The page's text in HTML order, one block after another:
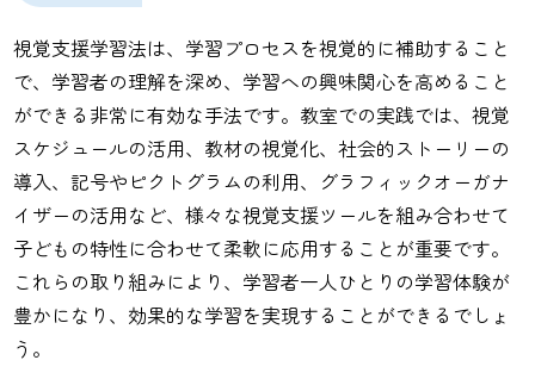
視覚支援学習法は、学習プロセスを視覚的に補助すること
で、学習者の理解を深め、学習への興味関心を高めること
ができる非常に有効な手法です。教室での実践では、視覚
スケジュールの活用、教材の視覚化、社会的ストーリーの
導入、記号やピクトグラムの利用、グラフィックオーガナ
イザーの活用など、様々な視覚支援ツールを組み合わせて
子どもの特性に合わせて柔軟に応用することが重要です。
これらの取り組みにより、学習者一人ひとりの学習体験が
豊かになり、効果的な学習を実現することができるでしょ
う。